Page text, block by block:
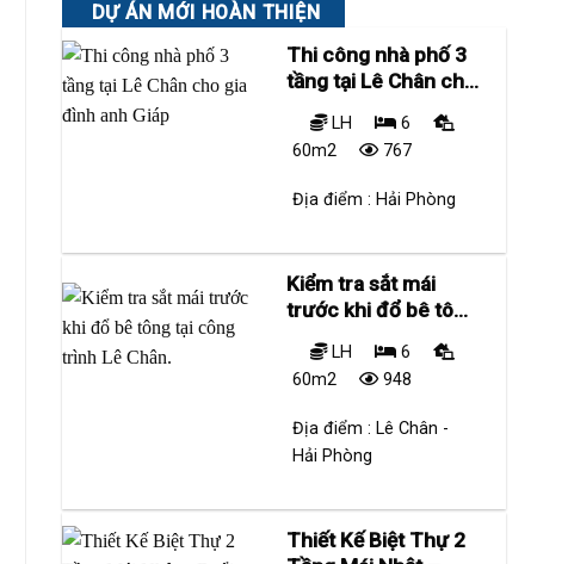
DỰ ÁN MỚI HOÀN THIỆN
Thi công nhà phố 3
tầng tại Lê Chân cho
LH
6
60m2
767
Địa điểm : Hải Phòng
Kiểm tra sắt mái
trước khi đổ bê tông
Chân.LH
6
60m2
948
Địa điểm : Lê Chân -
Hải Phòng
Thiết Kế Biệt Thự 2